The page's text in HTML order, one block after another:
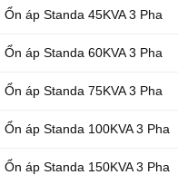
Ổn áp Standa 45KVA 3 Pha
Ổn áp Standa 60KVA 3 Pha
Ổn áp Standa 75KVA 3 Pha
Ổn áp Standa 100KVA 3 Pha
Ổn áp Standa 150KVA 3 Pha